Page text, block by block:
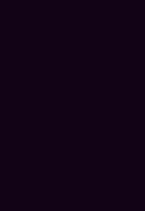
de l’Ontario (TFO) - 2026